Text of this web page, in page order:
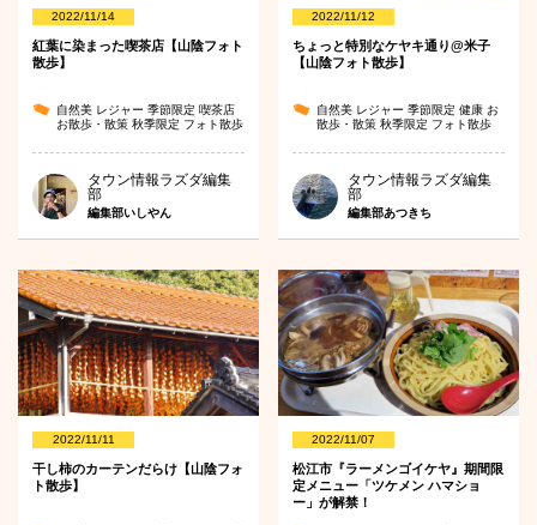
2022/11/14
紅葉に染まった喫茶店【山陰フォト
散歩】
自然美 レジャー 季節限定 喫茶店
お散歩・散策 秋季限定 フォト散歩
タウン情報ラズダ編集
部
編集部いしやん
2022/11/12
ちょっと特別なケヤキ通り@米子
【山陰フォト散歩】
自然美 レジャー季節限定健康 お
散歩・散策秋季限定 フォト散歩
タウン情報ラズダ編集
部
編集部あつきち
2022/11/11
干し柿のカーテンだらけ【山陰フォ
ト散歩】
2022/11/07
松江市『ラーメンゴイケヤ』期間限
定メニュー「ツケメン ハマショ
ー」が解禁！